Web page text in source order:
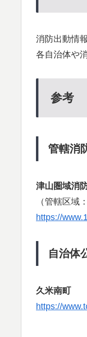
消防出動情
各自治体や
参考
管轄消
津山圏域消
（管轄区域
https://
自治体
久米南町
https://